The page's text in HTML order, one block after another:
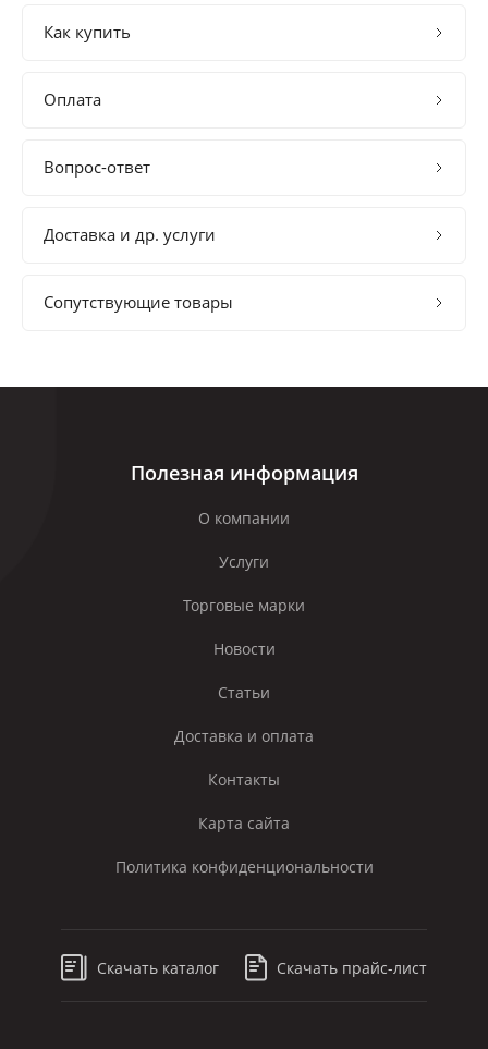
Как купить
Оплата
Вопрос-ответ
Доставка и др. услуги
Сопутствующие товары
Полезная информация
О компании
Услуги
Торговые марки
Новости
Статьи
Доставка и оплата
Контакты
Карта сайта
Политика конфиденциональности
Скачать каталог Скачать прайс-лист